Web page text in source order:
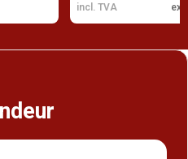
incl. TVA